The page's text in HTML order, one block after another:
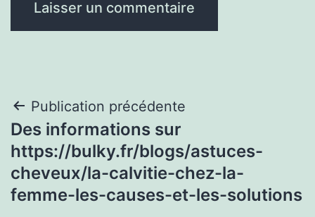
Navigation
de
l’article
Publication précédente
Des informations sur
https://bulky.fr/blogs/astuces-
cheveux/la-calvitie-chez-la-
femme-les-causes-et-les-solutions